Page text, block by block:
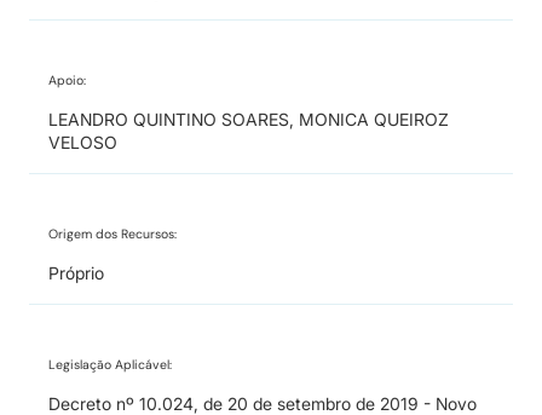
Apoio:
LEANDRO QUINTINO SOARES, MONICA QUEIROZ
VELOSO
Origem dos Recursos:
Próprio
Legislação Aplicável:
Decreto nº 10.024, de 20 de setembro de 2019 - Novo